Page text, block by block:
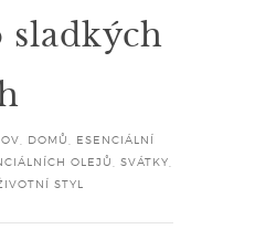
DOMŮ
ESENCIÁLNÍ
OLEJŮ SVÁTKY
STYL